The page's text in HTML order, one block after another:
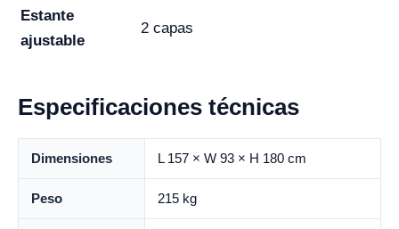
Estante
ajustable
2 capas
Especificaciones técnicas
Dimensiones L 157 × W 93 × H 180 cm
Peso 215 kg